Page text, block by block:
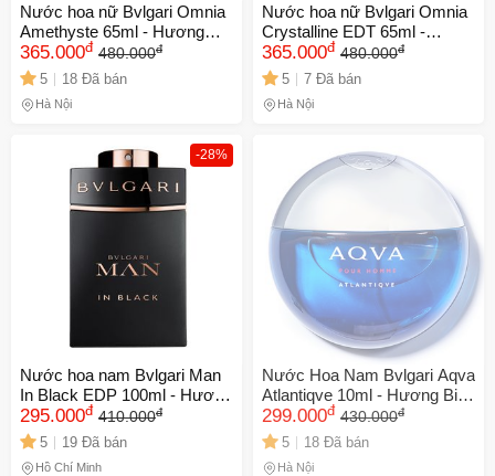
Nước hoa nữ Bvlgari Omnia
Amethyste 65ml - Hương
hoa diên vỹ và bưởi hồng
thanh lịch, quyến rũ cho phái
đẹp
365.000đ 480.000đ
5 18 Đã bán
Hà Nội
Nước hoa nữ Bvlgari Omnia
Crystalline EDT 65ml -
Hương thơm thanh mát, gợi
cảm, sự lựa chọn hoàn hảo
cho phái đẹp.
365.000đ 480.000đ
5 7 Đã bán
Hà Nội
-28%
Nước hoa nam Bvlgari Man
In Black EDP 100ml - Hương
vị bí ẩn, nam tính, lịch lãm
với cảm hứng từ thần
Vulcan, phù hợp cho mọi dịp.
295.000đ 410.000đ
5 19 Đã bán
Hồ Chí Minh
Nước Hoa Nam Bvlgari Aqva
Atlantiqve 10ml - Hương Biển
Tươi Mát, Nam Tính, Cảm
Giác Sảng Khoái, Quà Tặng
Thể Thao
299.000đ 430.000đ
5 18 Đã bán
Hà Nội